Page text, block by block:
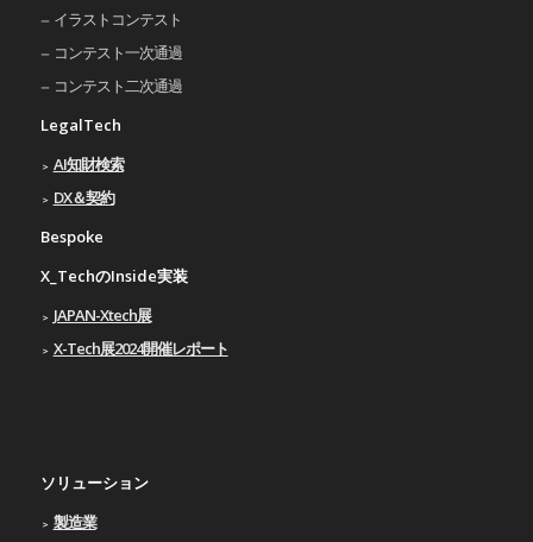
イラストコンテスト
コンテスト一次通過
コンテスト二次通過
LegalTech
AI知財検索
DX＆契約
Bespoke
X_TechのInside実装
JAPAN-Xtech展
X-Tech展2024開催レポート
ソリューション
製造業